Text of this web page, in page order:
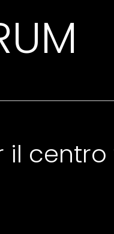
il